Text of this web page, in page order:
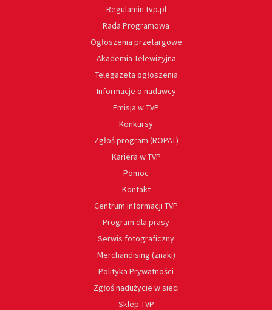
Regulamin tvp.pl
Rada Programowa
Ogłoszenia przetargowe
Akademia Telewizyjna
Telegazeta ogłoszenia
Informacje o nadawcy
Emisja w TVP
Konkursy
Zgłoś program (ROPAT)
Kariera w TVP
Pomoc
Kontakt
Centrum informacji TVP
Program dla prasy
Serwis fotograficzny
Merchandising (znaki)
Polityka Prywatności
Zgłoś nadużycie w sieci
Sklep TVP